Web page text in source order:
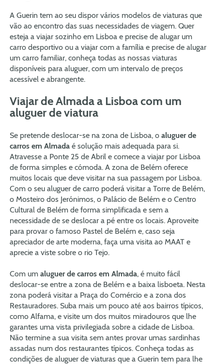
A Guerin tem ao seu dispor vários modelos de viaturas que
vão ao encontro das suas necessidades de viagem. Quer
esteja a viajar sozinho em Lisboa e precise de alugar um
carro desportivo ou a viajar com a família e precise de alugar
um carro familiar, conheça todas as nossas viaturas
disponíveis para aluguer, com um intervalo de preços
acessível e abrangente.
Viajar de Almada a Lisboa com um
aluguer de viatura
Se pretende deslocar-se na zona de Lisboa, o aluguer de
carros em Almada é solução mais adequada para si.
Atravesse a Ponte 25 de Abril e comece a viajar por Lisboa
de forma simples e cómoda. A zona de Belém oferece
muitos locais que deve visitar na sua passagem por Lisboa.
Com o seu aluguer de carro poderá visitar a Torre de Belém,
o Mosteiro dos Jerónimos, o Palácio de Belém e o Centro
Cultural de Belém de forma simplificada e sem a
necessidade de se deslocar a pé entre os locais. Aproveite
para provar o famoso Pastel de Belém e, caso seja
apreciador de arte moderna, faça uma visita ao MAAT e
aprecie a viste sobre o rio Tejo.
Com um aluguer de carros em Almada, é muito fácil
deslocar-se entre a zona de Belém e a baixa lisboeta. Nesta
zona poderá visitar a Praça do Comércio e a zona dos
Restauradores. Suba mais um pouco até aos bairros típicos,
como Alfama, e visite um dos muitos miradouros que lhe
garantes uma vista privilegiada sobre a cidade de Lisboa.
Não termine a sua visita sem antes provar umas sardinhas
assadas num dos restaurantes típicos. Conheça todas as
condições de aluguer de viaturas que a Guerin tem para lhe